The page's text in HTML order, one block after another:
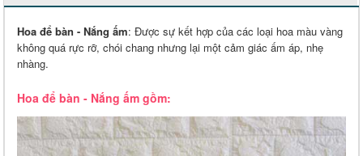
Hoa để bàn - Nắng ấm: Được sự kết hợp của các loại hoa màu vàng
không quá rực rỡ, chói chang nhưng lại một cảm giác ấm áp, nhẹ
nhàng.
Hoa để bàn - Nắng ấm gồm: